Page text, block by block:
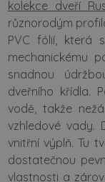
kolekce dveří
různorodým
PVC fólií, která
mechanickému
snadnou
dveřního křídla.
vodě, takže
vzhledové vady.
vnitřní výplň. Tu
dostatečnou
vlastnosti a